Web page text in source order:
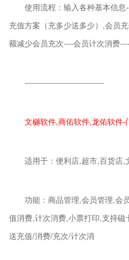
使用流程：输入各种基本信
充值方案（充多少送多少）,会员
额减少会员充次----会员计次消费
---------------------------------
文樾软件,商佑软件,龙佑软件
适用于：便利店,超市,百货店
功能：商品管理,会员管理,会
值消费,计次消费,小票打印,支持
送充值/消费/充次/计次消